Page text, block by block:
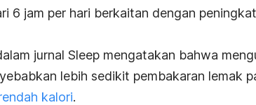
6 jam per hari berkaitan dengan
jurnal Sleep mengatakan bahwa
lebih sedikit pembakaran lemak
kalori.